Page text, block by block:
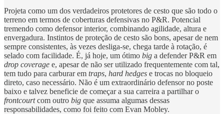
Projeta como um dos verdadeiros protetores de cesto que são todo o
terreno em termos de coberturas defensivas no P&R. Potencial
tremendo como defensor interior, combinando agilidade, altura e
envergadura. Instintos de proteção de cesto são bons, apesar de nem
sempre consistentes, às vezes desliga-se, chega tarde à rotação, é
selado com facilidade. É, já hoje, um ótimo big a defender P&R em
drop coverage e, apesar de não ser utilizado frequentemente com tal,
tem tudo para carburar em traps, hard hedges e trocas no bloqueio
direto, caso necessário. Não é um extraordinário defensor no poste
baixo e talvez beneficie de começar a sua carreira a partilhar o
frontcourtcom outro big que assuma algumas dessas
responsabilidades, como foi feito com Evan Mobley.